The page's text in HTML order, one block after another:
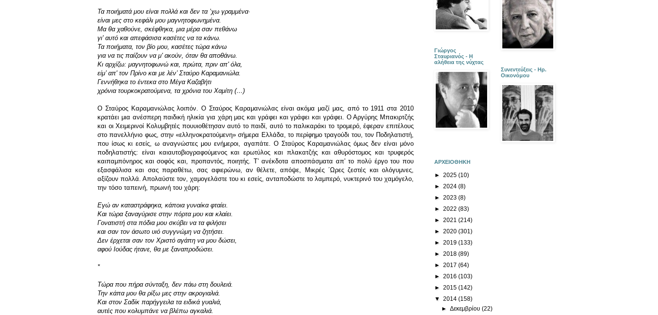
Τα ποιήματά μου είναι πολλά και δεν τα ’χω γραμμένα·
είναι μες στο κεφάλι μου μαγνητοφωνημένα.
Μα θα χαθούνε, σκέφθηκα, μια μέρα σαν πεθάνω
γι' αυτό και απεφάσισα κασέτες να τα κάνω.
Τα ποιήματα, τον βίο μου, κασέτες τώρα κάνω
για να τις παίζουν να μ' ακούν, όταν θα αποθάνω.
Κι αρχίζω: μαγνητοφωνώ και, πρώτα, πριν απ' όλα,
είμ’ απ' τον Πρίνο και με λέν’ Σταύρο Καραμανιώλα.
Γεννήθηκα το έντεκα στο Μέγα Καζαβήτι
χρόνια τουρκοκρατούμενα, τα χρόνια του Χαμίτη (…)
Ο Σταύρος Καραμανιώλας λοιπόν. Ο Σταύρος Καραμανιώλας είναι ακόμα μαζί μας, από το 1911 στα 2010
κρατάει μια ανέσπερη παιδική ηλικία για χάρη μας και γράφει και γράφει και γράφει. Ο Αργύρης Μπακιρτζής
και οι Χειμερινοί Κολυμβητές πουυιοθέτησαν αυτό το παιδί, αυτό το παλικαράκι το τρομερό, έφεραν επιτέλους
στο πανελλήνιο φως, στην «ελληνοκρατούμενη» σήμερα Ελλάδα, το περίφημο τραγούδι του, τον Ποδηλατιστή,
που ίσως κι εσείς, ω αναγνώστες μου ενήμεροι, αγαπάτε. Ο Σταύρος Καραμανιώλας όμως δεν είναι μόνο
ποδηλατιστής: είναι καιαυτοβιογραφούμενος και ερωτύλος και πλακατζής και αθυρόστομος και τρυφερός
καιπαμπόνηρος και σοφός και, προπαντός, ποιητής. Τ’ ανέκδοτα αποσπάσματα απ’ το πολύ έργο του που
εξασφάλισα και σας παραθέτω, σας αφιερώνω, αν θέλετε, απόψε, Μικρές ΄Ωρες ζεστές και ολόγυμνες,
αξίζουν πολλά. Απολαύστε τον, χαμογελάστε του κι εσείς, ανταποδώστε το λαμπερό, νυκτερινό του χαμόγελο,
την τόσο ταπεινή, πρωινή του χάρη:
Εγώ αν καταστράφηκα, κάποια γυναίκα φταίει.
Και τώρα ξαναγύρισε στην πόρτα μου και κλαίει.
Γονατιστή στα πόδια μου σκύβει να τα φιλήσει
και σαν τον άσωτο υιό συγγνώμη να ζητήσει.
Δεν έρχεται σαν τον Χριστό αγάπη να μου δώσει,
αφού Ιούδας ήτανε, θα με ξαναπροδώσει.
*
Τώρα που πήρα σύνταξη, δεν πάω στη δουλειά.
Την κάπα μου θα ρίξω μες στην ακρογιαλιά.
Και στον Σαδίκ παρήγγειλα τα ειδικά γυαλιά,
αυτές που κολυμπάνε να βλέπω αγκαλιά.
Γιώργος
Σταυριανός - Η
αλήθεια της νύχτας
Συνεντεύξεις - Ηρ.
Οικονόμου
ΑΡΧΕΙΟΘΗΚΗ
► 2025 (10)
► 2024 (8)
► 2023 (8)
► 2022 (83)
► 2021 (214)
► 2020 (301)
► 2019 (133)
► 2018 (89)
► 2017 (64)
► 2016 (103)
► 2015 (142)
▼ 2014 (158)
►Δεκεμβρίου(22)